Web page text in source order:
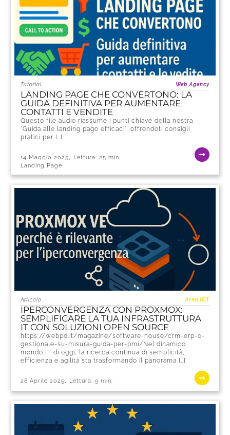
LANDING PAGE CHE CONVERTONO: LA
GUIDA DEFINITIVA PER AUMENTARE
CONTATTI E VENDITE
Tutorial Web Agency
Questo file audio riassume i punti chiave della nostra
“Guida alle landing page efficaci”, offrendoti consigli
pratici per […]
14 Maggio 2025 Lettura: 25 min.
Landing Page
IPERCONVERGENZA CON PROXMOX:
SEMPLIFICARE LA TUA INFRASTRUTTURA
IT CON SOLUZIONI OPEN SOURCE
Articolo Area ICT
https://webpd.it/magazine/software-house/crm-erp-o-
gestionale-su-misura-guida-per-pmi/Nel dinamico
mondo IT di oggi, la ricerca continua di semplicità,
efficienza e agilità sta trasformando il panorama […]
28 Aprile 2025 Lettura: 9 min.